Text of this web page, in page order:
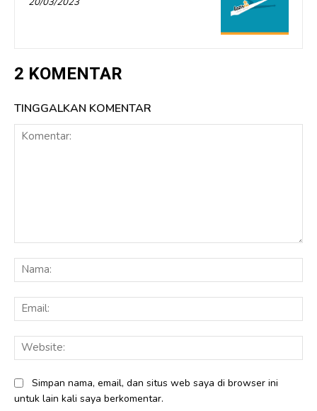
2 KOMENTAR
TINGGALKAN KOMENTAR
Simpan nama, email, dan situs web saya di browser ini
untuk lain kali saya berkomentar.